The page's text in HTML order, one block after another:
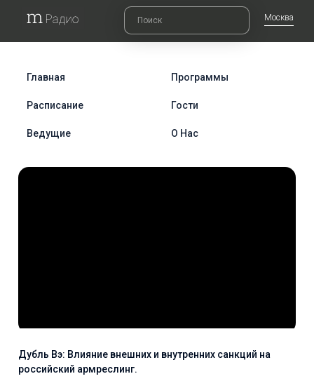
Москва
Главная Программы
Расписание Гости
Ведущие О Нас
Дубль Вэ: Влияние внешних и внутренних санкций на
российский армреслинг.